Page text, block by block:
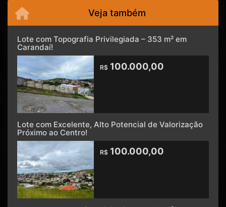
Veja também
Lote com Topografia Privilegiada – 353 m² em
Carandaí!
R$ 100.000,00
Lote com Excelente, Alto Potencial de Valorização
Próximo ao Centro!
R$ 100.000,00